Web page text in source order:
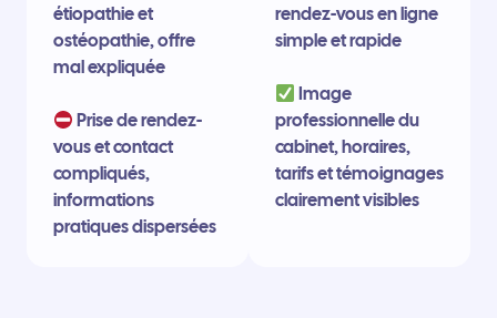
étiopathie et
ostéopathie, offre
mal expliquée
Prise de rendez-
vous et contact
compliqués,
informations
pratiques dispersées
rendez-vous en ligne
simple et rapide
Image
professionnelle du
cabinet, horaires,
tarifs et témoignages
clairement visibles